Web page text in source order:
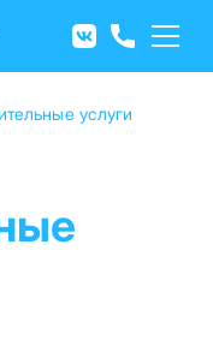
услуги